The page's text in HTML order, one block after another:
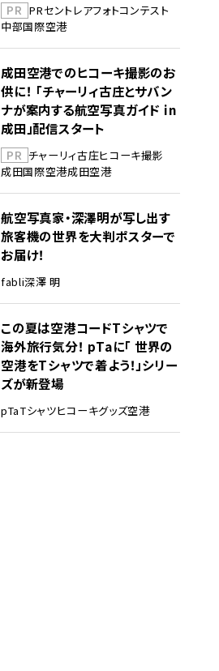
PR PRセントレアフォトコンテスト
中部国際空港
成田空港でのヒコーキ撮影のお
供に！ 「チャーリィ古庄とサバン
ナが案内する航空写真ガイド in
成田」配信スタート
PR チャーリィ古庄ヒコーキ撮影
成田国際空港成田空港
航空写真家・深澤明が写し出す
旅客機の世界を大判ポスターで
お届け！
fabli深澤 明
この夏は空港コードTシャツで
海外旅行気分！ pTaに「 世界の
空港をTシャツで着よう！」シリー
ズが新登場
pTaTシャツヒコーキグッズ空港